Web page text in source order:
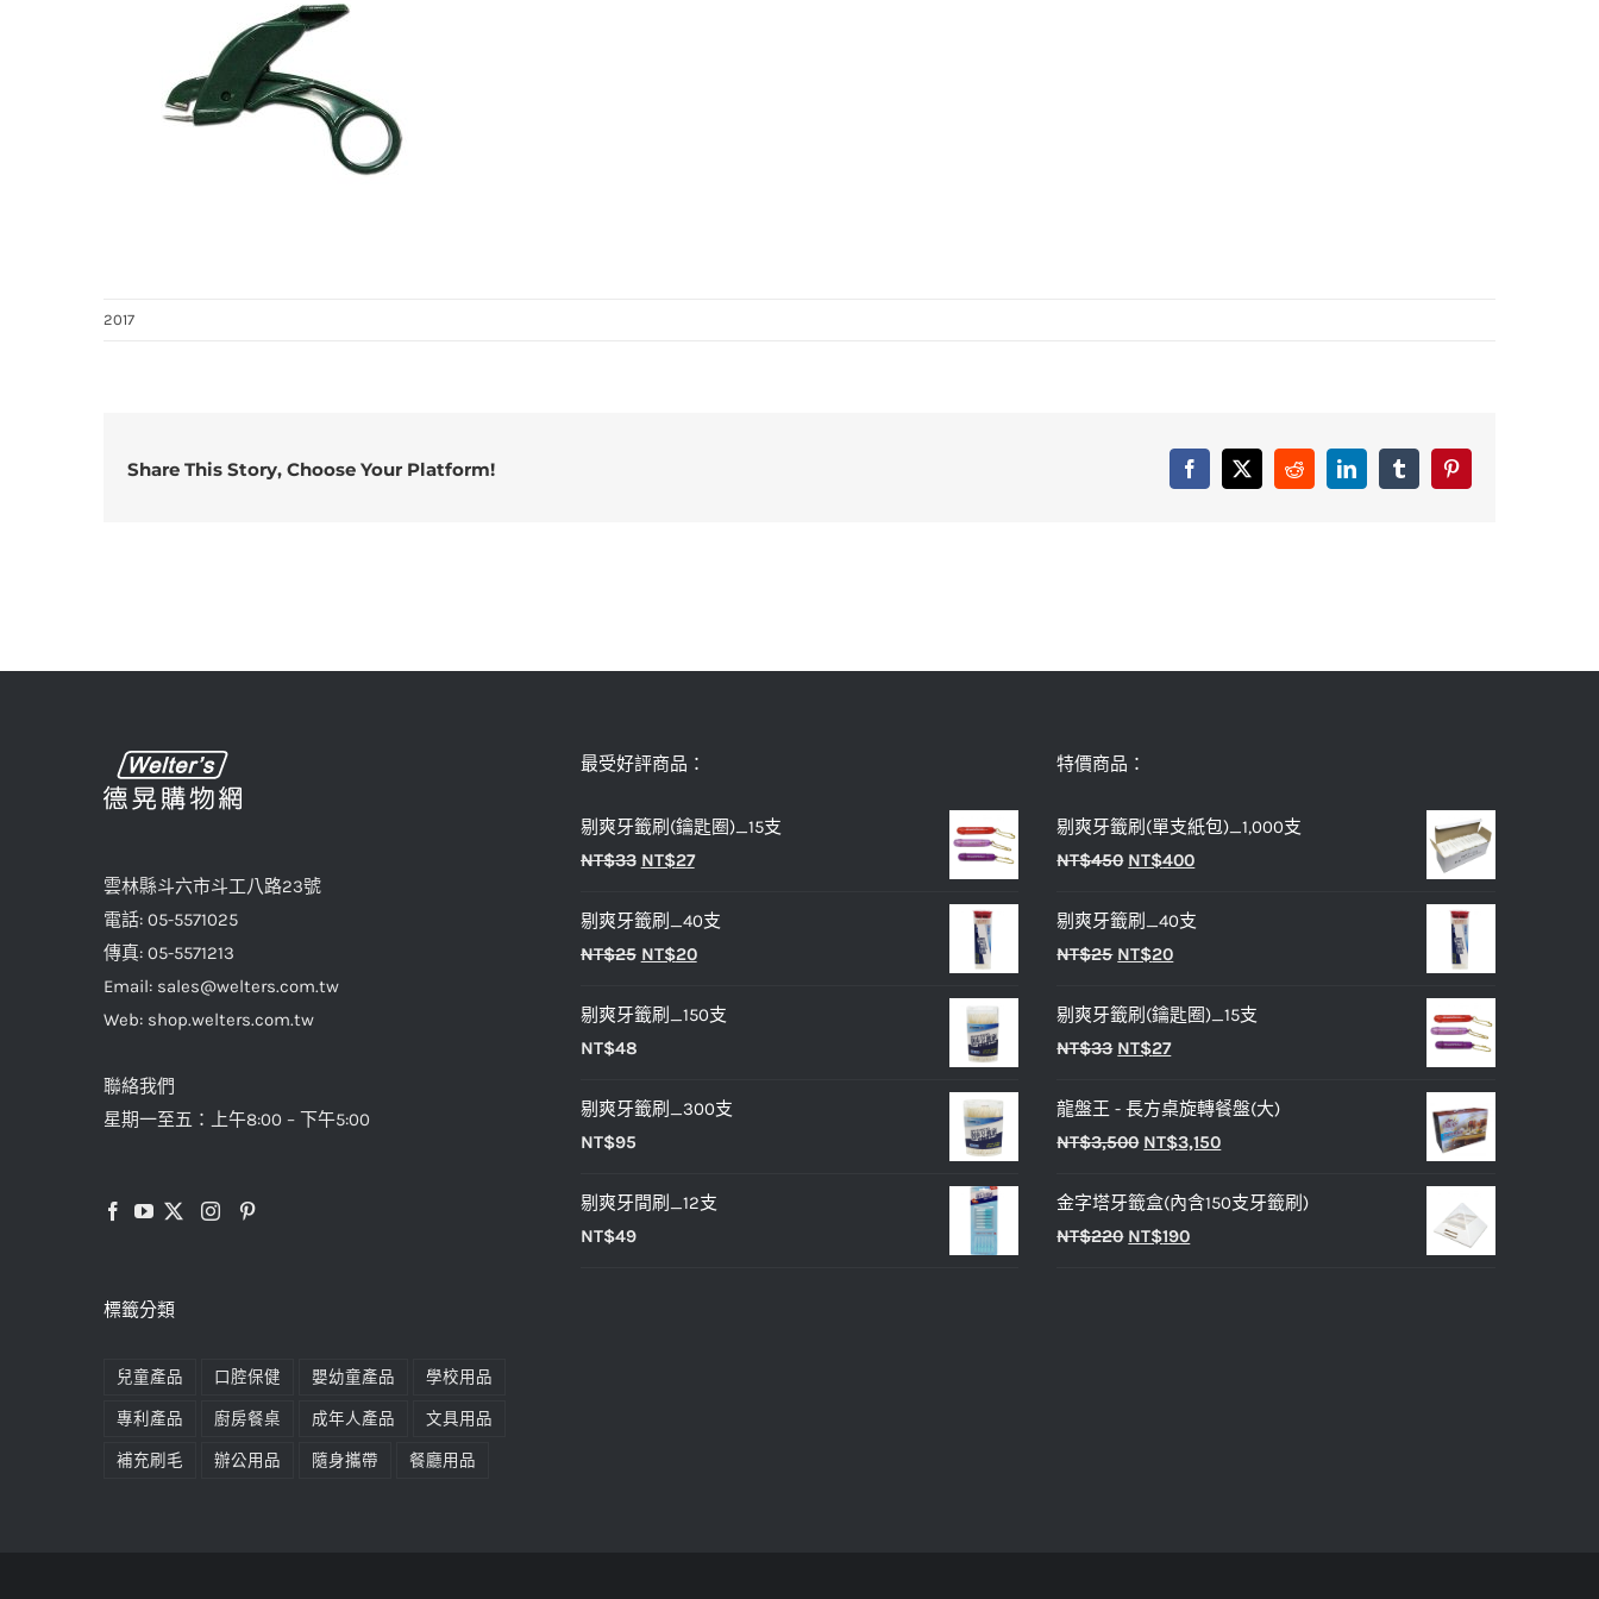
2017
Share This Story, Choose Your Platform! Facebook
X RedditLinkedInTumblrPinterest
雲林縣斗六市斗工八路23號
電話: 05-5571025
傳真: 05-5571213
Email: sales@welters.com.tw
Web: shop.welters.com.tw
聯絡我們
星期一至五：上午8:00 – 下午5:00
標籤分類
兒童產品 口腔保健 嬰幼童產品 學校用品
專利產品 廚房餐桌 成年人產品 文具用品
補充刷毛 辦公用品 隨身攜帶 餐廳用品
最受好評商品：
剔爽牙籤刷(鑰匙圈)_15支
NT$33 原
價
格：
NT$27目
價
格：
剔爽牙籤刷_40支
NT$25 原
價
NT$20目
價
剔爽牙籤刷_150支
NT$48
剔爽牙籤刷_300支
NT$95
剔爽牙間刷_12支
NT$49
特價商品：
剔爽牙籤刷(單支紙包)_1,000支
NT$450 原
價
格：
NT$400目
價
剔爽牙籤刷_40支
NT$25 原
價
格：
NT$20目
價
剔爽牙籤刷(鑰匙圈)_15支
NT$33 原
價
格：
NT$27目
價
格：
龍盤王 - 長方桌旋轉餐盤(大)
NT$3,500 原
價
格：
NT$3,150目
價
金字塔牙籤盒(內含150支牙籤刷)
NT$220 原
NT$190目